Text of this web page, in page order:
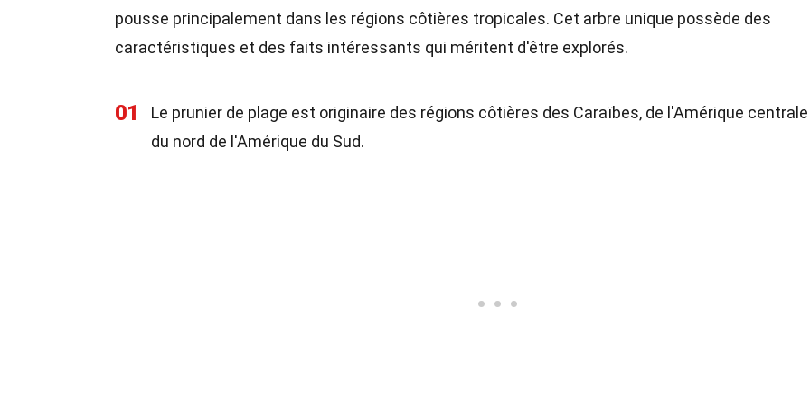
pousse principalement dans les régions côtières tropicales. Cet arbre unique possède des
caractéristiques et des faits intéressants qui méritent d'être explorés.
01
Le prunier de plage est originaire des régions côtières des Caraïbes, de l'Amérique
du nord de l'Amérique du Sud.